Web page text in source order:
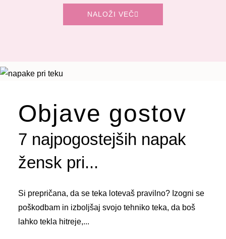
NALOŽI VEČ
Objave gostov
7 najpogostejših napak
žensk pri...
Si prepričana, da se teka lotevaš pravilno? Izogni se
poškodbam in izboljšaj svojo tehniko teka, da boš
lahko tekla hitreje,...